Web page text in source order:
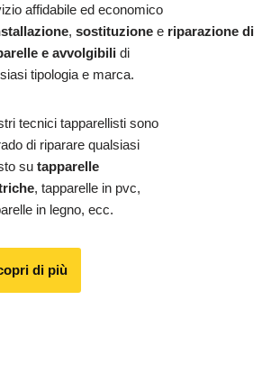
affidabile ed economico
, sostituzione e riparazione di
e avvolgibili di
tipologia e marca.
tecnici tapparellisti sono
di riparare qualsiasi
su tapparelle
, tapparelle in pvc,
in legno, ecc.
di più